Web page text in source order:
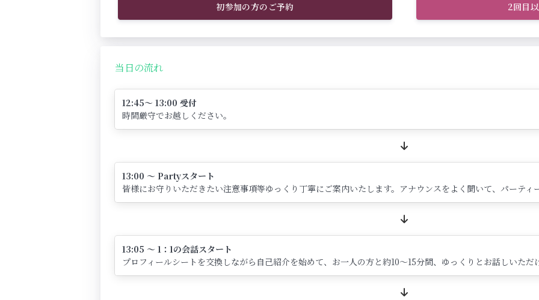
初参加の方のご予約 2回目
当日の流れ
12:45～ 13:00 受付
時間厳守でお越しください。
13:00 ～ Partyスタート
皆様にお守りいただきたい注意事項等ゆっくり丁寧にご案内いたします。アナウンスをよく聞いて、パーティ
13:05 ～ 1：1の会話スタート
プロフィールシートを交換しながら自己紹介を始めて、お一人の方と約10～15分間、ゆっくりとお話しいただ